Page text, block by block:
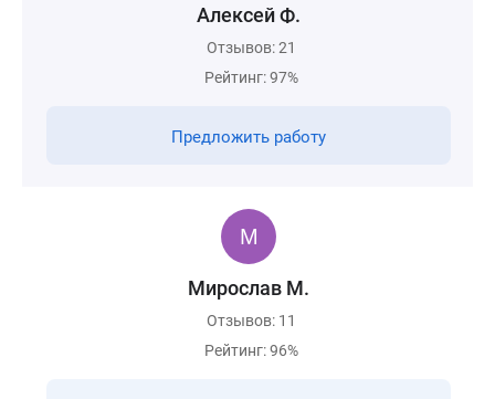
Алексей Ф.
Отзывов: 21
Рейтинг: 97%
Предложить работу
Мирослав М.
Отзывов: 11
Рейтинг: 96%